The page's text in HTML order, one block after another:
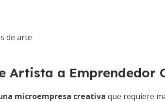
de arte
Artista a Emprendedor
microempresa creativa que requiere